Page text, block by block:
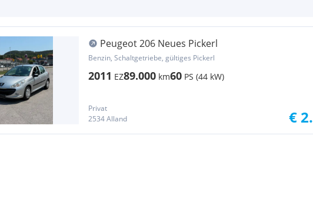
Peugeot 206 Neues Pickerl
Benzin, Schaltgetriebe, gültiges Pickerl
2011 EZ89.000 km60 PS (44 kW)
Privat
2534 Alland
€